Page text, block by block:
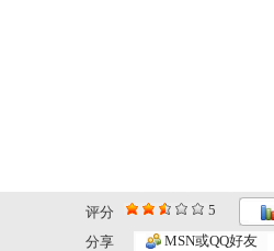
评分 5
分享
MSN或QQ好友